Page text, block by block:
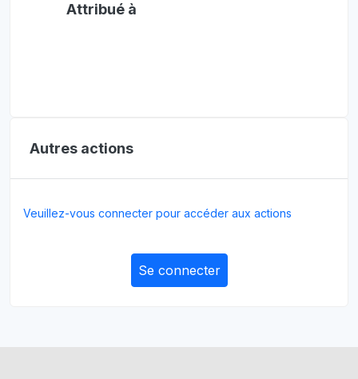
Attribué à
Autres actions
Veuillez-vous connecter pour accéder aux actions
Se connecter